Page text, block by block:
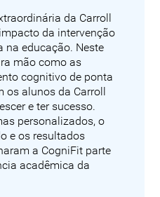
da Carroll
da intervenção
na educação. Neste
mão como as
cognitivo de ponta
os alunos da Carroll
e ter sucesso.
personalizados, o
e os resultados
a CogniFit parte
acadêmica da